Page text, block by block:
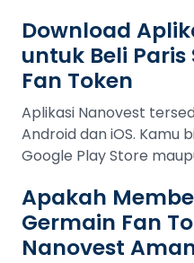
Download
untuk Beli
Fan Token
Aplikasi Nanovest
Android dan iOS. Kamu
Google Play Store
Apakah
Germain Fan
Nanovest